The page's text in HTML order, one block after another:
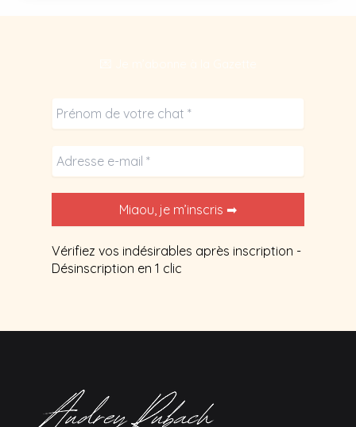
jeunes
chatons
Vérifiez vos indésirables après inscription -
Désinscription en 1 clic